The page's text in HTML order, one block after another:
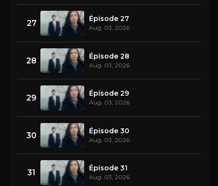
27 Épisode 27
Aug. 03, 2026
28 Épisode 28
Aug. 03, 2026
29 Épisode 29
Aug. 03, 2026
30 Épisode 30
Aug. 03, 2026
31 Épisode 31
Aug. 03, 2026